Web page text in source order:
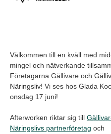
Välkommen till en kväll med
mingel och nätverkande
Företagarna Gällivare och
Näringsliv! Vi ses hos Glada
onsdag 17 juni!
Afterworken riktar sig till
Näringslivs partnerföretag och